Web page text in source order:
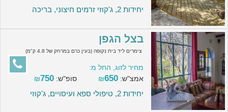
יחידות 2, ג'קוזי זרמים חיצוני, בריכה
בצל הגפן
צימרים ליד בית נקופה (בעין כרם במרחק של 4.8 ק"מ)
מחיר לזוג, החל מ:
אמצ"ש:
₪650 סופ"ש: ₪750
יחידות 2, טיפולי ספא ועיסויים, ג'קוזי